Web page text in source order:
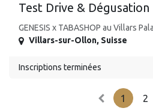
Test Drive & Dégusation
GENESIS x TABASHOP au Villars
Villars-sur-Ollon, Suisse
Inscriptions terminées
1 2